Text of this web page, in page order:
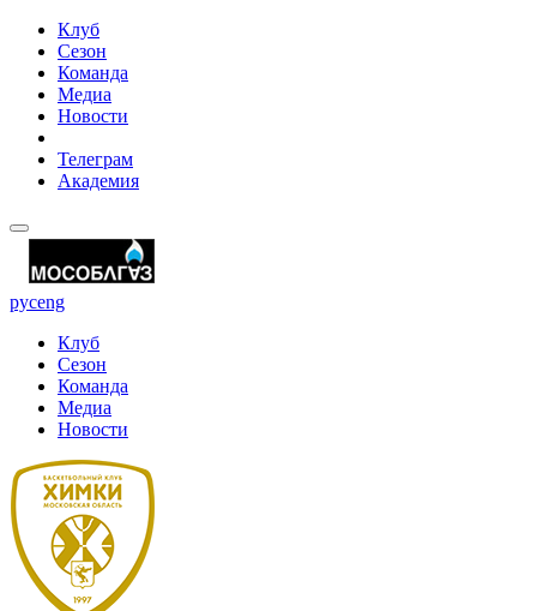
Клуб
Сезон
Команда
Медиа
Новости
Телеграм
Академия
русeng
Клуб
Сезон
Команда
Медиа
Новости